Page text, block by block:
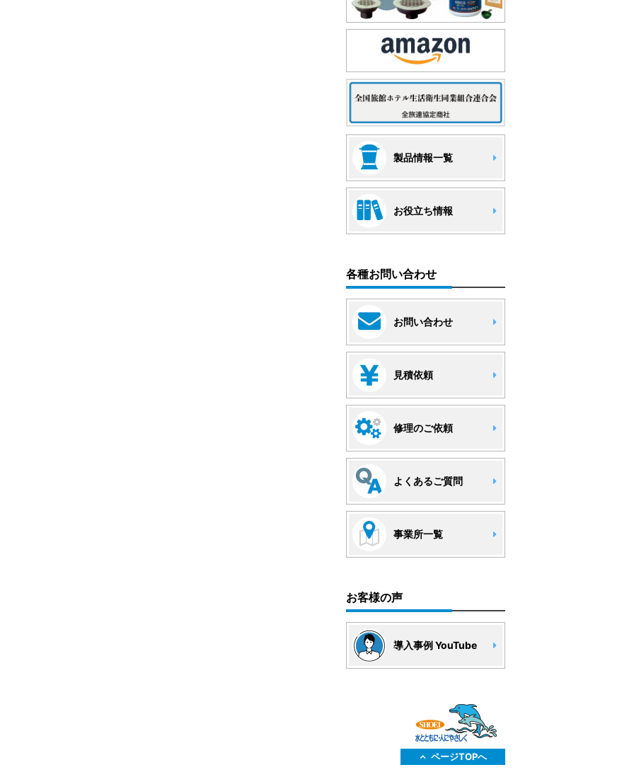
製品情報一覧
お役立ち情報
各種お問い合わせ
お問い合わせ
見積依頼
修理のご依頼
よくあるご質問
事業所一覧
お客様の声
導入事例 YouTube
ページTOPへ